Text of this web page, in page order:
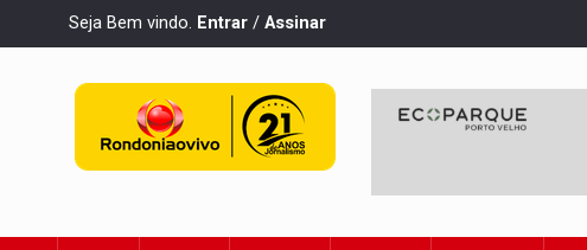
Seja Bem vindo. Entrar / Assinar